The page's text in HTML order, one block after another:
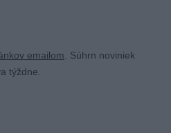
emailom. Súhrn noviniek
týždne.